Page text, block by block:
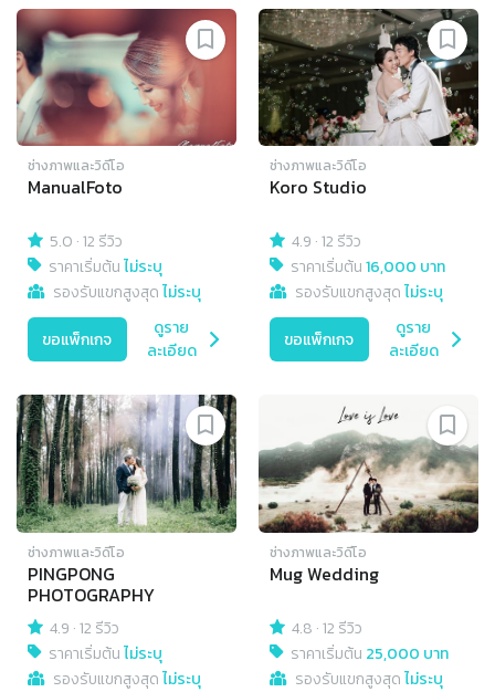
ช่างภาพและวิดีโอ
ManualFoto
5.0 ·12 รีวิว
ราคาเริ่มต้นไม่ระบุ
รองรับแขกสูงสุดไม่ระบุ
ขอแพ็กเกจ
ดูราย
ละเอียด
ช่างภาพและวิดีโอ
Koro Studio
4.9 ·12 รีวิว
ราคาเริ่มต้น16,000 บาท
รองรับแขกสูงสุดไม่ระบุ
ขอแพ็กเกจ
ดูราย
ละเอียด
ช่างภาพและวิดีโอ
PINGPONG
PHOTOGRAPHY
4.9 ·12 รีวิว
ราคาเริ่มต้นไม่ระบุ
รองรับแขกสูงสุดไม่ระบุ
ช่างภาพและวิดีโอ
Mug Wedding
4.8 ·12 รีวิว
ราคาเริ่มต้น 25,000 บาท
รองรับแขกสูงสุดไม่ระบุ